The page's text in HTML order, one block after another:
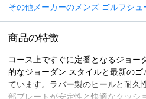
その他メーカーのメンズ ゴルフシュ
商品の特徴
コース上ですぐに定番となるジョー
的なジョーダン スタイルと最新の
ています。ラバー製のヒールと耐久
部プレートが安定性と快適なクッシ